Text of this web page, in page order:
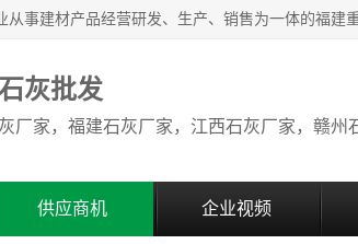
灰批发
供应商机 企业视频